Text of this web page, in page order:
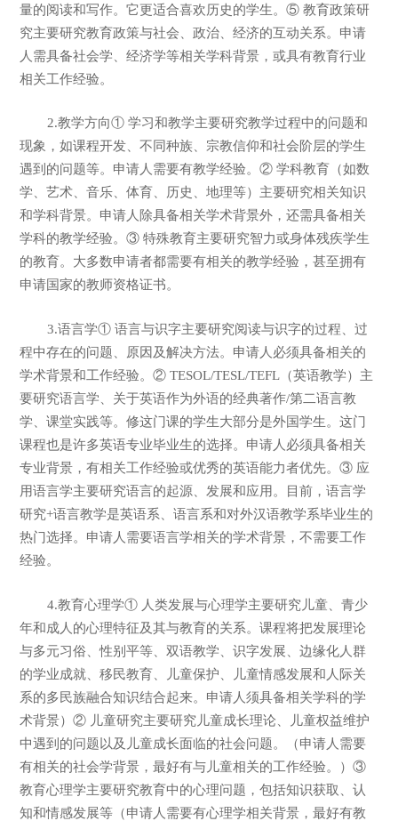
量的阅读和写作。它更适合喜欢历史的学生。⑤ 教育政策研
究主要研究教育政策与社会、政治、经济的互动关系。申请
人需具备社会学、经济学等相关学科背景，或具有教育行业
相关工作经验。
2.教学方向① 学习和教学主要研究教学过程中的问题和
现象，如课程开发、不同种族、宗教信仰和社会阶层的学生
遇到的问题等。申请人需要有教学经验。② 学科教育（如数
学、艺术、音乐、体育、历史、地理等）主要研究相关知识
和学科背景。申请人除具备相关学术背景外，还需具备相关
学科的教学经验。③ 特殊教育主要研究智力或身体残疾学生
的教育。大多数申请者都需要有相关的教学经验，甚至拥有
申请国家的教师资格证书。
3.语言学① 语言与识字主要研究阅读与识字的过程、过
程中存在的问题、原因及解决方法。申请人必须具备相关的
学术背景和工作经验。② TESOL/TESL/TEFL（英语教学）主
要研究语言学、关于英语作为外语的经典著作/第二语言教
学、课堂实践等。修这门课的学生大部分是外国学生。这门
课程也是许多英语专业毕业生的选择。申请人必须具备相关
专业背景，有相关工作经验或优秀的英语能力者优先。③ 应
用语言学主要研究语言的起源、发展和应用。目前，语言学
研究+语言教学是英语系、语言系和对外汉语教学系毕业生的
热门选择。申请人需要语言学相关的学术背景，不需要工作
经验。
4.教育心理学① 人类发展与心理学主要研究儿童、青少
年和成人的心理特征及其与教育的关系。课程将把发展理论
与多元习俗、性别平等、双语教学、识字发展、边缘化人群
的学业成就、移民教育、儿童保护、儿童情感发展和人际关
系的多民族融合知识结合起来。申请人须具备相关学科的学
术背景）② 儿童研究主要研究儿童成长理论、儿童权益维护
中遇到的问题以及儿童成长面临的社会问题。（申请人需要
有相关的社会学背景，最好有与儿童相关的工作经验。）③
教育心理学主要研究教育中的心理问题，包括知识获取、认
知和情感发展等（申请人需要有心理学相关背景，最好有教